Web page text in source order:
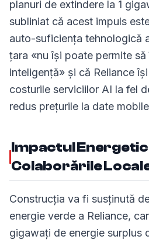
planuri de extindere la 1
subliniat că acest impuls
auto-suficiența tehnologică
țara «nu își poate permite să
inteligență» și că Reliance
costurile serviciilor AI la fel
redus prețurile la date
Impactul Energetic
Colaborările
Construcția va fi susținută
energie verde a Reliance,
gigawați de energie surplus